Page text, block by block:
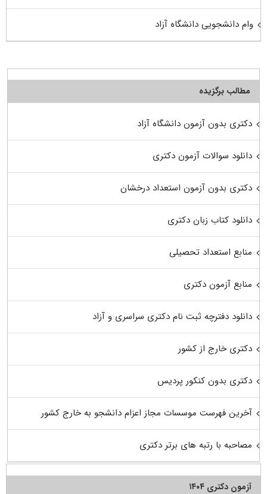
وام دانشجویی دانشگاه آزاد
مطالب برگزیده
دکتری بدون آزمون دانشگاه آزاد
دانلود سوالات آزمون دکتری
دکتری بدون آزمون استعداد درخشان
دانلود کتاب زبان دکتری
منابع استعداد تحصیلی
منابع آزمون دکتری
دانلود دفترچه ثبت نام دکتری سراسری و آزاد
دکتری خارج از کشور
دکتری بدون کنکور پردیس
آخرین فهرست موسسات مجاز اعزام دانشجو به خارج کشور
مصاحبه با رتبه های برتر دکتری
آزمون دکتری ۱۴۰۴